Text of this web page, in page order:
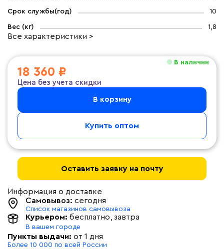
Срок службы(год) 10
Вес (кг) 1,8
Все характеристики >
В наличии
18 360 ₽
Цена без учета скидки
В корзину
Купить оптом
Оставить заявку на почту
Информация о доставке
Самовывоз: сегодня
Список магазинов самовывоза
Курьером: бесплатно , завтра
В вашем городе
Пункты выдачи: от 1 дня
Более 10 000 по всей России